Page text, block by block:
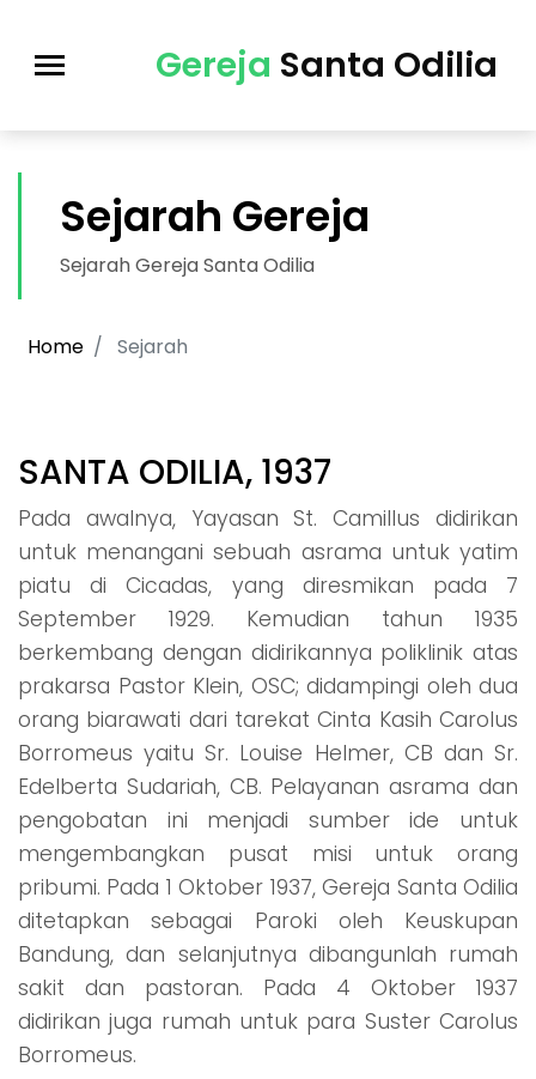
Gereja Santa Odilia
Sejarah Gereja
Sejarah Gereja Santa Odilia
Home Sejarah
SANTA ODILIA, 1937
Pada awalnya, Yayasan St. Camillus didirikan
untuk menangani sebuah asrama untuk yatim
piatu di Cicadas, yang diresmikan pada 7
September 1929. Kemudian tahun 1935
berkembang dengan didirikannya poliklinik atas
prakarsa Pastor Klein, OSC; didampingi oleh dua
orang biarawati dari tarekat Cinta Kasih Carolus
Borromeus yaitu Sr. Louise Helmer, CB dan Sr.
Edelberta Sudariah, CB. Pelayanan asrama dan
pengobatan ini menjadi sumber ide untuk
mengembangkan pusat misi untuk orang
pribumi. Pada 1 Oktober 1937, Gereja Santa Odilia
ditetapkan sebagai Paroki oleh Keuskupan
Bandung, dan selanjutnya dibangunlah rumah
sakit dan pastoran. Pada 4 Oktober 1937
didirikan juga rumah untuk para Suster Carolus
Borromeus.